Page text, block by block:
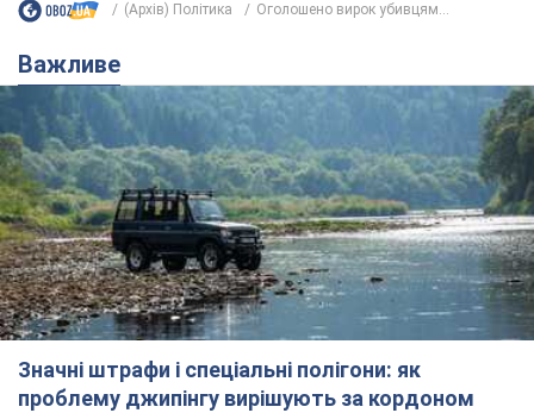
(Архів) Політика Оголошено вирок убивцям...
Важливе
Значні штрафи і спеціальні полігони: як
проблему джипінгу вирішують за кордоном